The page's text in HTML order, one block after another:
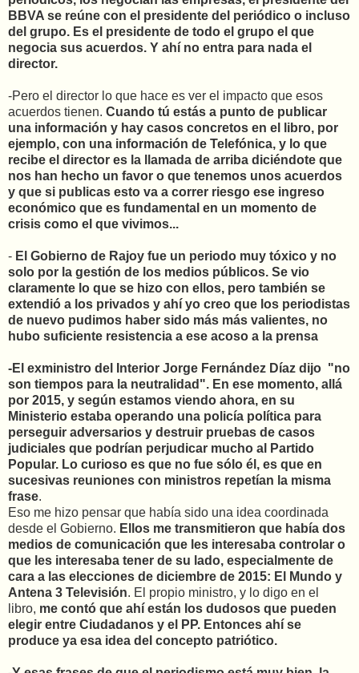
BBVA se reúne con el presidente del periódico o incluso
del grupo. Es el presidente de todo el grupo el que
negocia sus acuerdos. Y ahí no entra para nada el
director.
-Pero el director lo que hace es ver el impacto que esos
acuerdos tienen. Cuando tú estás a punto de publicar
una información y hay casos concretos en el libro, por
ejemplo, con una información de Telefónica, y lo que
recibe el director es la llamada de arriba diciéndote que
nos han hecho un favor o que tenemos unos acuerdos
y que si publicas esto va a correr riesgo ese ingreso
económico que es fundamental en un momento de
crisis como el que vivimos...
- El Gobierno de Rajoy fue un periodo muy tóxico y no
solo por la gestión de los medios públicos. Se vio
claramente lo que se hizo con ellos, pero también se
extendió a los privados y ahí yo creo que los periodistas
de nuevo pudimos haber sido más más valientes, no
hubo suficiente resistencia a ese acoso a la prensa
-El exministro del Interior Jorge Fernández Díaz dijo "no
son tiempos para la neutralidad". En ese momento, allá
por 2015, y según estamos viendo ahora, en su
Ministerio estaba operando una policía política para
perseguir adversarios y destruir pruebas de casos
judiciales que podrían perjudicar mucho al Partido
Popular. Lo curioso es que no fue sólo él, es que en
sucesivas reuniones con ministros repetían la misma
frase.
Eso me hizo pensar que había sido una idea coordinada
desde el Gobierno. Ellos me transmitieron que había dos
medios de comunicación que les interesaba controlar o
que les interesaba tener de su lado, especialmente de
cara a las elecciones de diciembre de 2015: El Mundo y
Antena 3 Televisión. El propio ministro, y lo digo en el
libro, me contó que ahí están los dudosos que pueden
elegir entre Ciudadanos y el PP. Entonces ahí se
produce ya esa idea del concepto patriótico.